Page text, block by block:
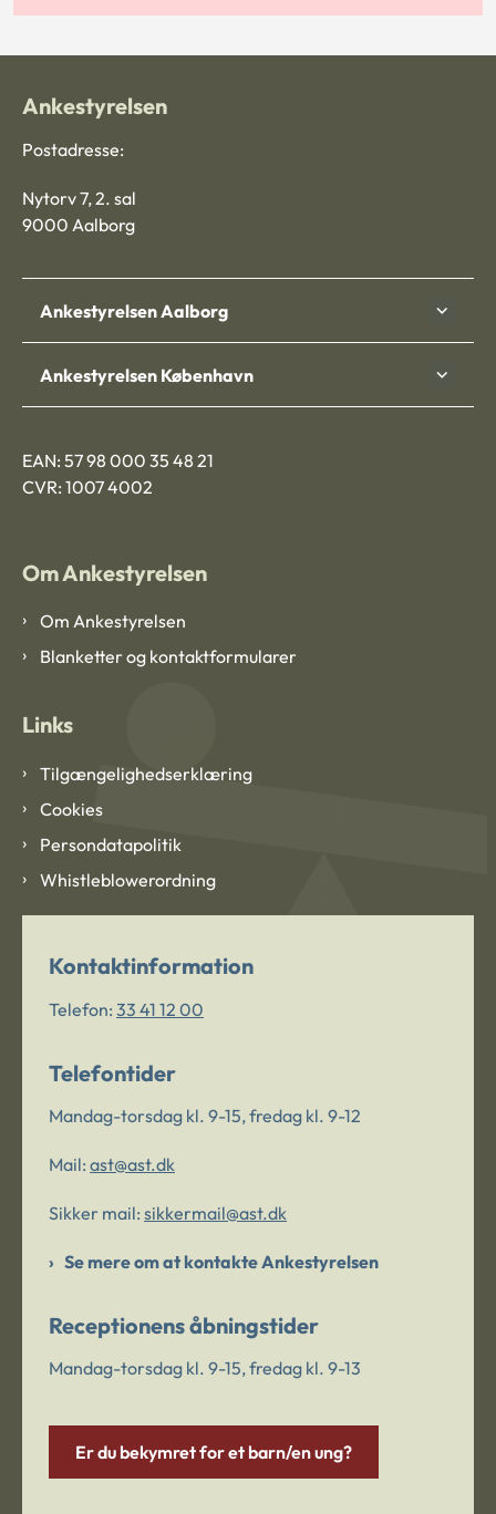
Ankestyrelsen
Postadresse:
Nytorv 7, 2. sal
9000 Aalborg
Ankestyrelsen Aalborg
Ankestyrelsen København
EAN: 57 98 000 35 48 21
CVR: 1007 4002
Om Ankestyrelsen
Om Ankestyrelsen
Blanketter og kontaktformularer
Links
Tilgængelighedserklæring
Cookies
Persondatapolitik
Whistleblowerordning
Kontaktinformation
Telefon: 33 41 12 00
Telefontider
Mandag-torsdag kl. 9-15, fredag kl. 9-12
Mail: ast@ast.dk
Sikker mail: sikkermail@ast.dk
Se mere om at kontakte Ankestyrelsen
Receptionens åbningstider
Mandag-torsdag kl. 9-15, fredag kl. 9-13
Er du bekymret for et barn/en ung?